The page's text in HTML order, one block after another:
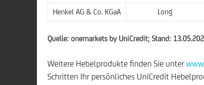
Henkel AG & Co. KGaA Long
Quelle: onemarkets by UniCredit; Stand:
Weitere Hebelprodukte finden Sie unter
Schritten Ihr persönliches UniCredit